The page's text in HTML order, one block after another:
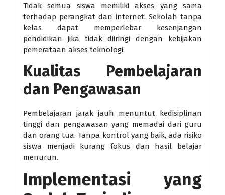
Tidak semua siswa memiliki akses yang sama
terhadap perangkat dan internet. Sekolah tanpa
kelas dapat memperlebar kesenjangan
pendidikan jika tidak diiringi dengan kebijakan
pemerataan akses teknologi.
Kualitas Pembelajaran
dan Pengawasan
Pembelajaran jarak jauh menuntut kedisiplinan
tinggi dan pengawasan yang memadai dari guru
dan orang tua. Tanpa kontrol yang baik, ada risiko
siswa menjadi kurang fokus dan hasil belajar
menurun.
Implementasi yang